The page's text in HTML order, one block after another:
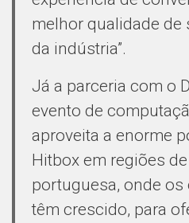
melhor qualidade de
da indústria”.
Já a parceria com o
evento de
aproveita a enorme
Hitbox em regiões
portuguesa, onde
têm crescido, para